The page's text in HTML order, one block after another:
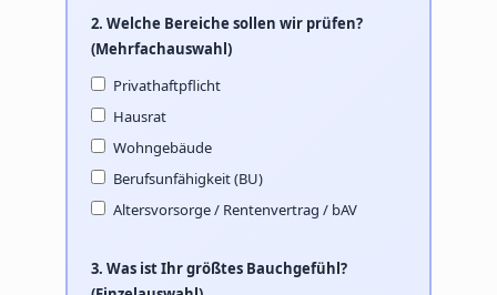
2. Welche Bereiche sollen wir prüfen?
(Mehrfachauswahl)
Privathaftpflicht
Hausrat
Wohngebäude
Berufsunfähigkeit (BU)
Altersvorsorge / Rentenvertrag / bAV
3. Was ist Ihr größtes Bauchgefühl?